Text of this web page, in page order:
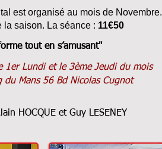
est organisé au mois de Novembre.
la saison. La séance : 11€50
tout en s’amusant"
1er Lundi et le 3ème Jeudi du mois
Mans 56 Bd Nicolas Cugnot
HOCQUE et Guy LESENEY